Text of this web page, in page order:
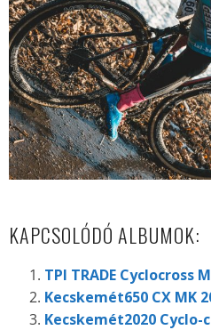
KAPCSOLÓDÓ ALBUMOK:
TPI TRADE Cyclocross
Kecskemét650 CX MK
Kecskemét2020 Cyclo-